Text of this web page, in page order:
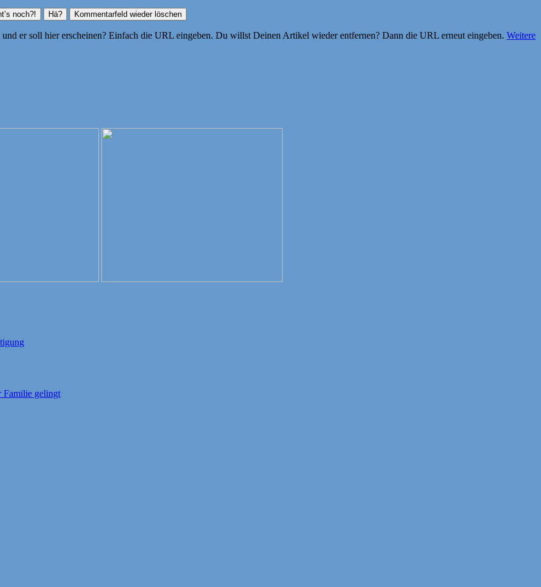
er soll hier erscheinen? Einfach die URL eingeben. Du willst Deinen Artikel wieder entfernen? Dann die URL erneut eingeben. Weitere